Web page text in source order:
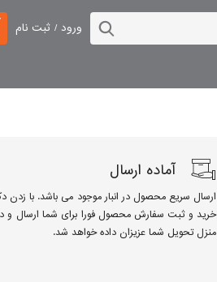
ورود / ثبت نام
آماده ارسال
ارسال سریع محصول در انبار موجود می باشد. با زدن
خرید و ثبت سفارش محصول فورا برای شما ارسال و
منزل تحویل شما عزیزان داده خواهد شد.